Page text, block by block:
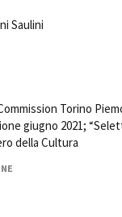
Saulini
Torino
giugno 2021;
della Cultura